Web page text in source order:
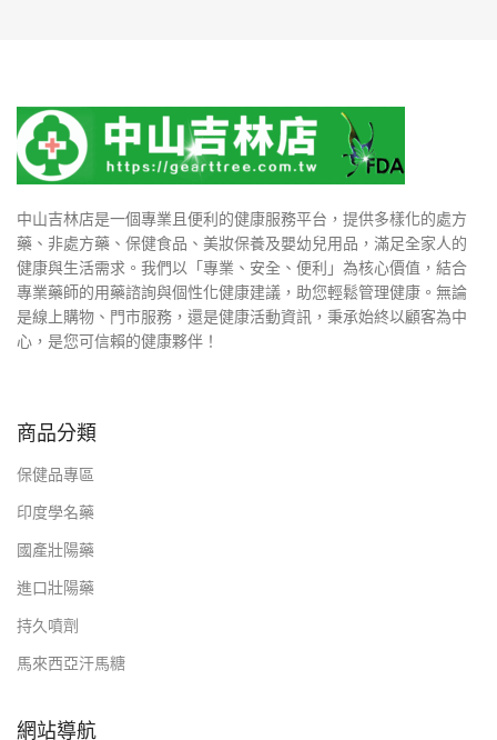
中山吉林店是一個專業且便利的健康服務平台，提供多樣化的處方
藥、非處方藥、保健食品、美妝保養及嬰幼兒用品，滿足全家人的
健康與生活需求。我們以「專業、安全、便利」為核心價值，結合
專業藥師的用藥諮詢與個性化健康建議，助您輕鬆管理健康。無論
是線上購物、門市服務，還是健康活動資訊，秉承始終以顧客為中
心，是您可信賴的健康夥伴！
商品分類
保健品專區
印度學名藥
國產壯陽藥
進口壯陽藥
持久噴劑
馬來西亞汗馬糖
網站導航